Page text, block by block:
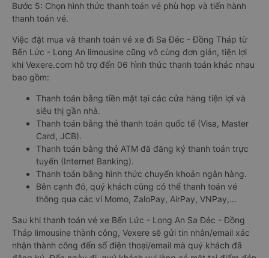
Bước 5: Chọn hình thức thanh toán vé phù hợp và tiến hành
thanh toán vé.
Việc đặt mua và thanh toán vé xe đi Sa Đéc - Đồng Tháp từ
Bến Lức - Long An limousine cũng vô cùng đơn giản, tiện lợi
khi Vexere.com hỗ trợ đến 06 hình thức thanh toán khác nhau
bao gồm:
Thanh toán bằng tiền mặt tại các cửa hàng tiện lợi và
siêu thị gần nhà.
Thanh toán bằng thẻ thanh toán quốc tế (Visa, Master
Card, JCB).
Thanh toán bằng thẻ ATM đã đăng ký thanh toán trực
tuyến (Internet Banking).
Thanh toán bằng hình thức chuyển khoản ngân hàng.
Bên cạnh đó, quý khách cũng có thể thanh toán vé
thông qua các ví Momo, ZaloPay, AirPay, VNPay,…
Sau khi thanh toán vé xe Bến Lức - Long An Sa Đéc - Đồng
Tháp limousine thành công, Vexere sẽ gửi tin nhắn/email xác
nhận thành công đến số điện thoại/email mà quý khách đã